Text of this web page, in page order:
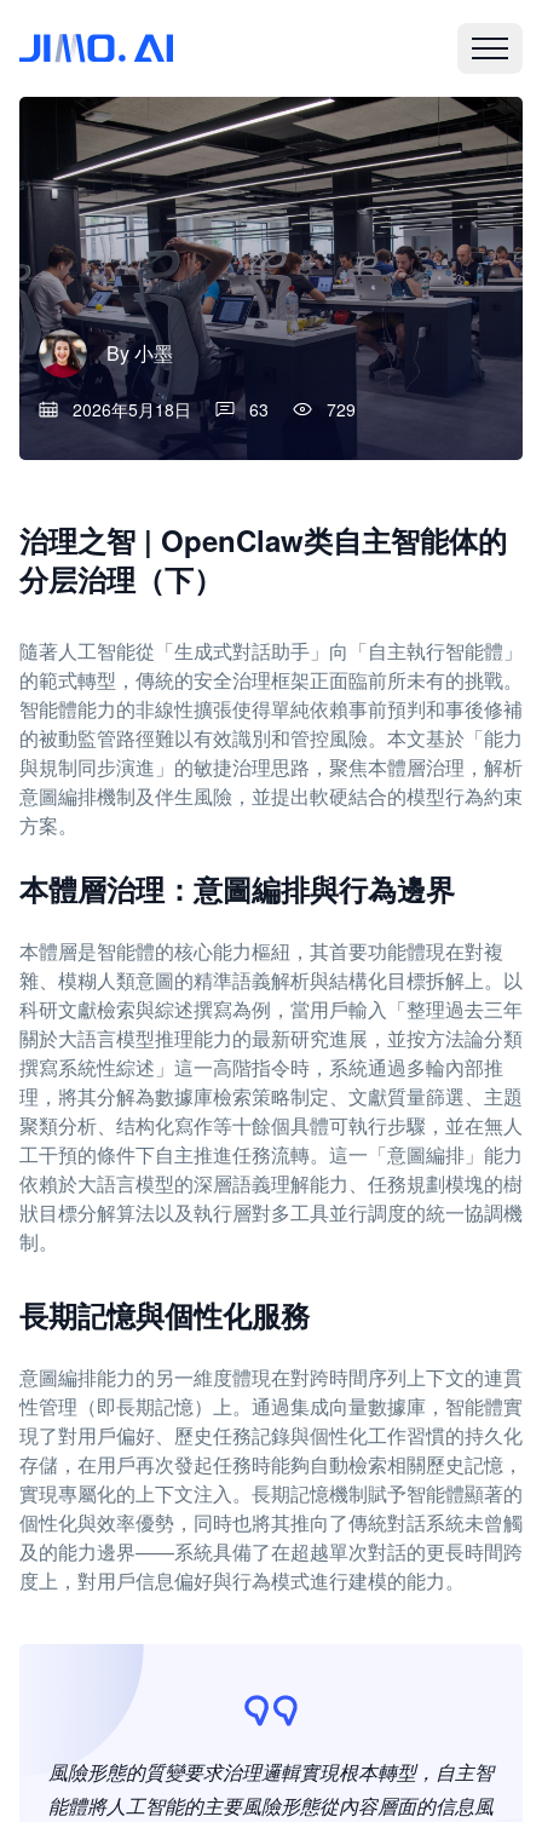
By小墨
2026年5月18日 63 729
治理之智 | OpenClaw类自主智能体的
分层治理（下）
隨著人工智能從「生成式對話助手」向「自主執行智能體」
的範式轉型，傳統的安全治理框架正面臨前所未有的挑戰。
智能體能力的非線性擴張使得單純依賴事前預判和事後修補
的被動監管路徑難以有效識別和管控風險。本文基於「能力
與規制同步演進」的敏捷治理思路，聚焦本體層治理，解析
意圖編排機制及伴生風險，並提出軟硬結合的模型行為約束
方案。
本體層治理：意圖編排與行為邊界
本體層是智能體的核心能力樞紐，其首要功能體現在對複
雜、模糊人類意圖的精準語義解析與結構化目標拆解上。以
科研文獻檢索與綜述撰寫為例，當用戶輸入「整理過去三年
關於大語言模型推理能力的最新研究進展，並按方法論分類
撰寫系統性綜述」這一高階指令時，系統通過多輪內部推
理，將其分解為數據庫檢索策略制定、文獻質量篩選、主題
聚類分析、结构化寫作等十餘個具體可執行步驟，並在無人
工干預的條件下自主推進任務流轉。這一「意圖編排」能力
依賴於大語言模型的深層語義理解能力、任務規劃模塊的樹
狀目標分解算法以及執行層對多工具並行調度的統一協調機
制。
長期記憶與個性化服務
意圖編排能力的另一維度體現在對跨時間序列上下文的連貫
性管理（即長期記憶）上。通過集成向量數據庫，智能體實
現了對用戶偏好、歷史任務記錄與個性化工作習慣的持久化
存儲，在用戶再次發起任務時能夠自動檢索相關歷史記憶，
實現專屬化的上下文注入。長期記憶機制賦予智能體顯著的
個性化與效率優勢，同時也將其推向了傳統對話系統未曾觸
及的能力邊界——系統具備了在超越單次對話的更長時間跨
度上，對用戶信息偏好與行為模式進行建模的能力。
風險形態的質變要求治理邏輯實現根本轉型，自主智
能體將人工智能的主要風險形態從內容層面的信息風